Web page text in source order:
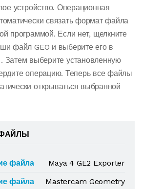
устройство. Операционная
связать формат файла
программой. Если нет, щелкните
файл GEO и выберите его в
. Затем выберите установленную
операцию. Теперь все файлы
открываться выбранной
файла
Maya 4 GE2 Exporter
файла
Mastercam Geometry